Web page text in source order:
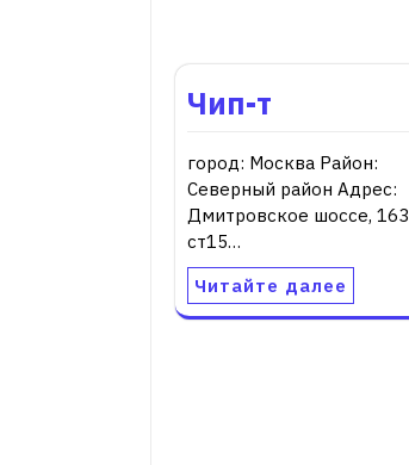
Чип-т
город: Москва Район:
Северный район Адрес:
Дмитровское шоссе, 163
ст15…
Читайте далее